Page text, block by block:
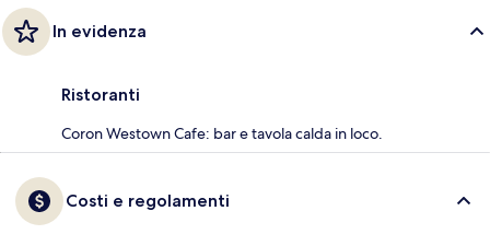
In evidenza
Ristoranti
Coron Westown Cafe: bar e tavola calda in loco.
Costi e regolamenti